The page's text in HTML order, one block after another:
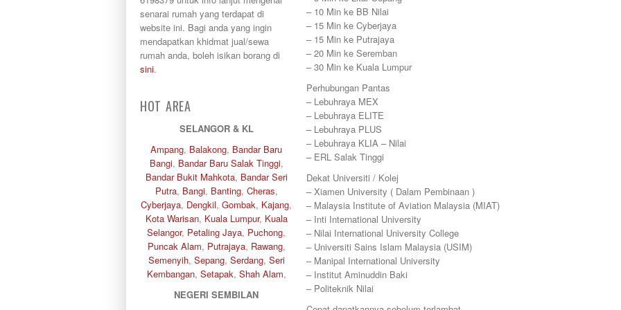
Dengkil
Desa Petaling
Gombak
Hulu Langat
Kapar
Keramat
Kota Kemuning
Kota Warisan
Kuala Lumpur
Kuala Selangor
Lenggeng
Mantin
Mentakab
Nilai
Nilai Impian
Pajam
Petaling Jaya
senarai rumah yang terdapat di
website ini. Bagi anda yang ingin
mendapatkan khidmat jual/sewa
rumah anda, boleh isikan borang di
sini.
HOT AREA
SELANGOR & KL
Ampang, Balakong, Bandar Baru
Bangi, Bandar Baru Salak Tinggi,
Bandar Bukit Mahkota, Bandar Seri
Putra, Bangi, Banting, Cheras,
Cyberjaya, Dengkil, Gombak, Kajang,
Kota Warisan, Kuala Lumpur, Kuala
Selangor, Petaling Jaya, Puchong,
Puncak Alam, Putrajaya, Rawang,
Semenyih, Sepang, Serdang, Seri
Kembangan, Setapak, Shah Alam,
NEGERI SEMBILAN
– 10 Min ke BB Nilai
– 15 Min ke Cyberjaya
– 15 Min ke Putrajaya
– 20 Min ke Seremban
– 30 Min ke Kuala Lumpur
Perhubungan Pantas
– Lebuhraya MEX
– Lebuhraya ELITE
– Lebuhraya PLUS
– Lebuhraya KLIA – Nilai
– ERL Salak Tinggi
Dekat Universiti / Kolej
– Xiamen University ( Dalam Pembinaan )
– Malaysia Institute of Aviation Malaysia (MIAT)
– Inti International University
– Nilai International University College
– Universiti Sains Islam Malaysia (USIM)
– Manipal International University
– Institut Aminuddin Baki
– Politeknik Nilai